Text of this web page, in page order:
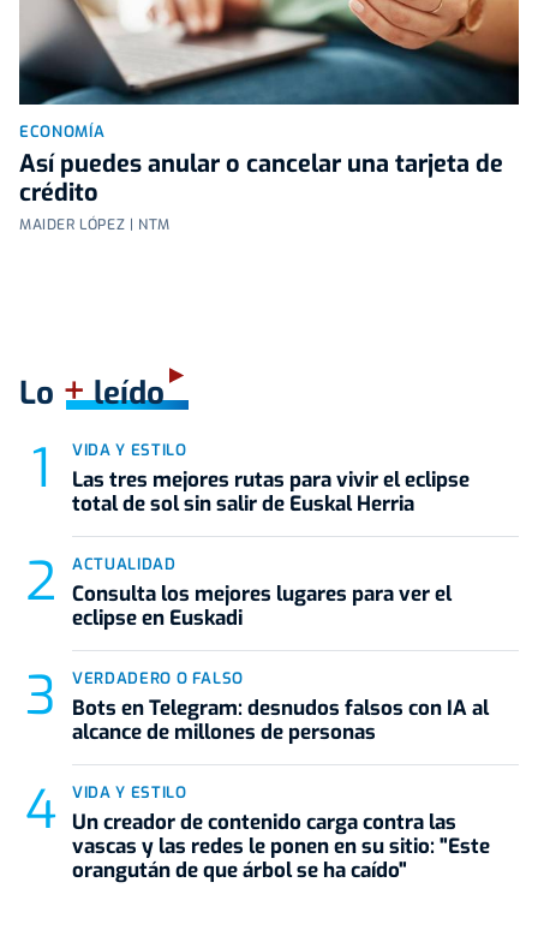
ECONOMÍA
Así puedes anular o cancelar una tarjeta de
crédito
MAIDER LÓPEZ | NTM
Lo +leído
VIDA Y ESTILO
Las tres mejores rutas para vivir el eclipse
total de sol sin salir de Euskal Herria
ACTUALIDAD
Consulta los mejores lugares para ver el
eclipse en Euskadi
VERDADERO O FALSO
Bots en Telegram: desnudos falsos con IA al
alcance de millones de personas
VIDA Y ESTILO
Un creador de contenido carga contra las
vascas y las redes le ponen en su sitio: "Este
orangután de que árbol se ha caído"